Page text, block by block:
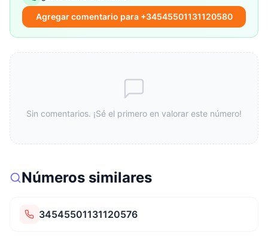
Agregar comentario para +34545501131120580
Sin comentarios. ¡Sé el primero en valorar este número!
Números similares
34545501131120576